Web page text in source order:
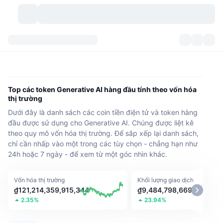
Xem Nhanh Lịch Sử Thị Trường
Mở khóa token
Lợi nhuận
Tài sản ngoài đời thực
Tổng quan thị trường
Thị trường Spot
Số lượng tiền mã hóa
Kho bạc Bitcoin
Kho bạc BNB
Tín hiệu
Xu hướng
Mới
Tăng giá
Trình khám phá Meme
Trao đổi
Sàn giao dịch tập trung
Giao ngay
Phái sinh
Cộng đồng
Feeds
Chủ đề
Phát trực tiếp
API
API
Crypto API
Sản phẩm
Sản phẩm
Top các token Generative AI hàng đầu tính theo vốn hóa
thị trường
Dưới đây là danh sách các coin tiền điện tử và token hàng
đầu được sử dụng cho Generative AI. Chúng được liệt kê
theo quy mô vốn hóa thị trường. Để sắp xếp lại danh sách,
chỉ cần nhấp vào một trong các tùy chọn - chẳng hạn như
24h hoặc 7 ngày - để xem từ một góc nhìn khác.
Vốn hóa thị trường
₫121,214,359,915,344
2.35%
Khối lượng giao dịch
₫9,484,798,669,436
23.94%